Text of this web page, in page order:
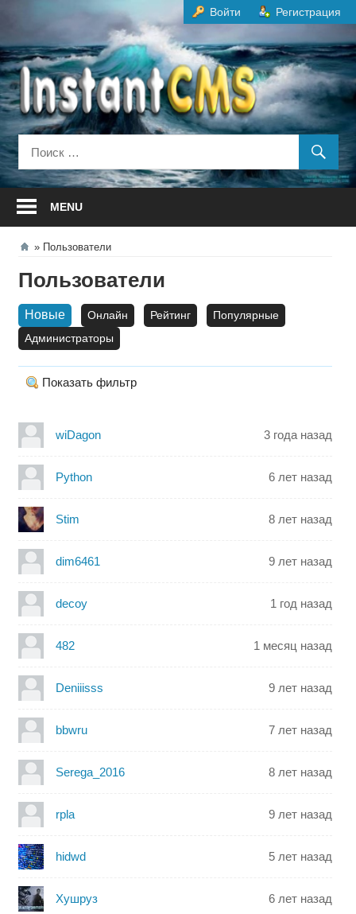
содержанию
Войти Регистрация
MENU
Пользователи
Пользователи
Новые Онлайн Рейтинг
Популярные
Администраторы
Показать фильтр
wiDagon 3 года назад
Python 6 лет назад
Stim 8 лет назад
dim6461 9 лет назад
decoy 1 год назад
482 1 месяц назад
Deniiisss 9 лет назад
bbwru 7 лет назад
Serega_2016 8 лет назад
rpla 9 лет назад
hidwd 5 лет назад
Хушруз 6 лет назад